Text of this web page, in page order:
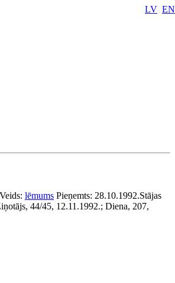
LV EN
Veids: lēmums Pieņemts: 28.10.1992.Stājas
44/45, 12.11.1992.; Diena, 207,